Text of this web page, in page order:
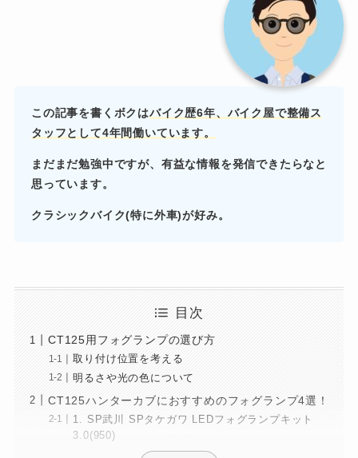
この記事を書くボクはバイク歴6年、バイク屋で整備ス
タッフとして4年間働いています。
まだまだ勉強中ですが、有益な情報を発信できたらなと
思っています。
クラシックバイク(特に外車)が好み。
目次
CT125用フォグランプの選び方
取り付け位置を考える
明るさや光の色について
CT125ハンターカブにおすすめのフォグランプ4選！
1. SP武川 SPタケガワ LEDフォグランプキット
3.0(950)